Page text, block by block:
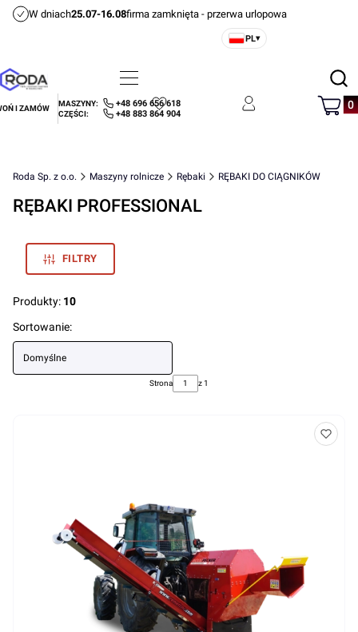
W dniach25.07-16.08firma zamknięta - przerwa urlopowa
PL▾
Menu Szukaj
I ZAMÓW
MASZYNY: +48 696 656 618
CZĘŚCI: +48 883 864 904
Ulubione Zaloguj się Koszyk
Roda Sp. z o.o. Maszyny rolnicze Rębaki RĘBAKI DO CIĄGNIKÓW
RĘBAKI PROFESSIONAL
FILTRY
Produkty: 10
Lista produktów
Sortowanie:
Domyślne
Strona z 1